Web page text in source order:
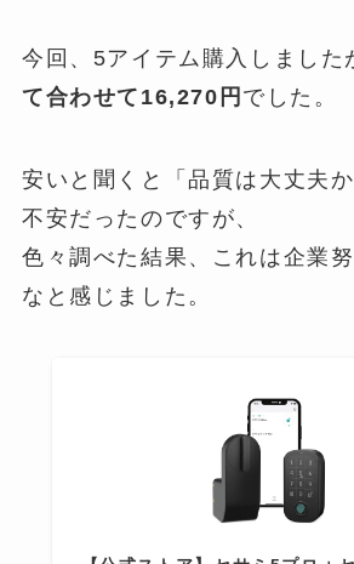
今回、5アイテム購入しました
て合わせて16,270円 でした。
安いと聞くと「品質は大丈夫
不安だったのですが、
色々調べた結果、これは企業
なと感じました。